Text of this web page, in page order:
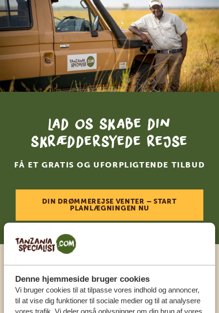
Denne hjemmeside bruger cookies
Vi bruger cookies til at tilpasse vores indhold og annoncer,
til at vise dig funktioner til sociale medier og til at analysere
vores trafik. Vi deler også oplysninger om din brug af vores
Lad os skabe din
skræddersyede rejse
FÅ ET GRATIS OG UFORPLIGTENDE TILBUD
DIN DRØMMEREJSE VENTER – START
PLANLÆGNINGEN NU
Ring til en ekspert
VORES SPECIALISTER SIDDER KLAR TIL AT